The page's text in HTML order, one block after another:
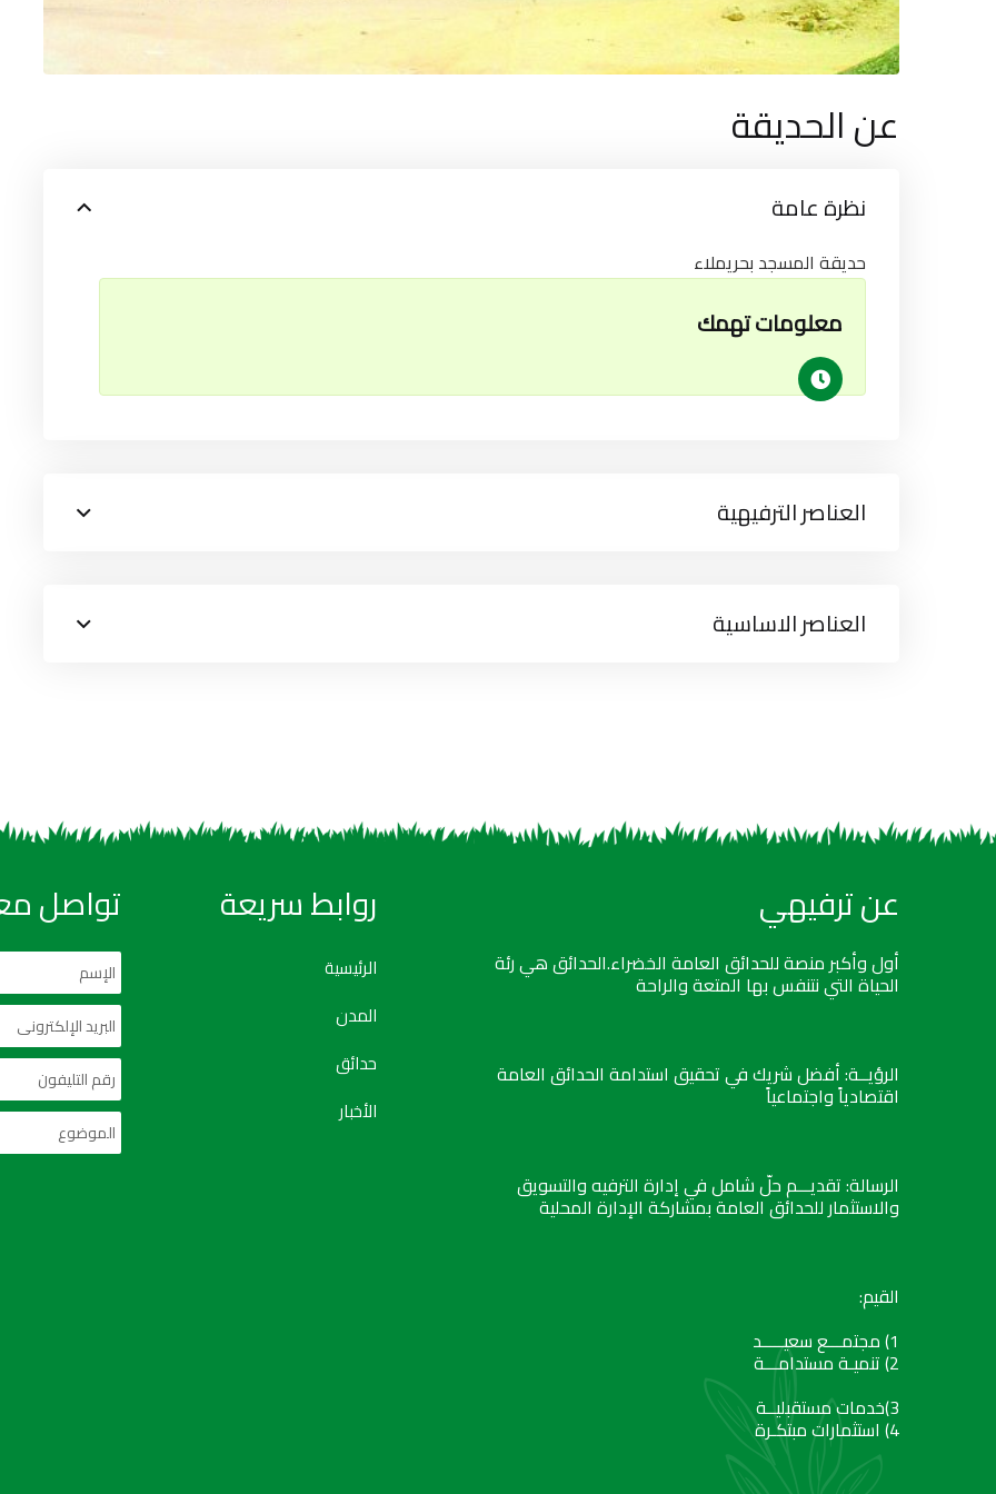
عن الحديقة
نظرة عامة
حديقة المسجد بحريملاء
معلومات تهمك
العناصر الترفيهية
العناصر الاساسية
عن ترفيهي
أول وأكبر منصة للحدائق العامة الخضراء.الحدائق هي رئة
الحياة التي نتنفس بها المتعة والراحة
الرؤيــة: أفضل شريك في تحقيق استدامة الحدائق العامة
اقتصادياً واجتماعياً
الرسالة: تقديـــم حلّ شامل في إدارة الترفيه والتسويق
والاستثمار للحدائق العامة بمشاركة الإدارة المحلية
القيم:
1) مجتمـــع سعيـــــد
2) تنميـة مستدامـــة
3)خدمات مستقبليــة
4) استثمارات مبتكـرة
روابط سريعة
الرئيسية
المدن
حدائق
الأخبار
تواصل